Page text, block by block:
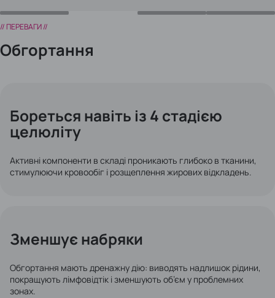
// ПЕРЕВАГИ //
Обгортання
Бореться навіть із 4 стадією
целюліту
Активні компоненти в складі проникають глибоко в тканини,
стимулюючи кровообіг і розщеплення жирових відкладень.
Зменшує набряки
Обгортання мають дренажну дію: виводять надлишок рідини,
покращують лімфовідтік і зменшують об’єм у проблемних
зонах.
empty.